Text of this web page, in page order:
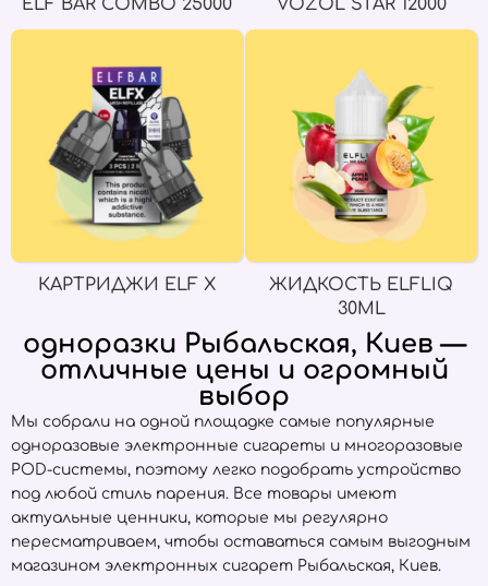
ELF BAR COMBO 25000 VOZOL STAR 12000
КАРТРИДЖИ ELF X
ЖИДКОСТЬ ELFLIQ
30ML
одноразки Рыбальская, Киев —
отличные цены и огромный
выбор
Мы собрали на одной площадке самые популярные
одноразовые электронные сигареты и многоразовые
POD-системы, поэтому легко подобрать устройство
под любой стиль парения. Все товары имеют
актуальные ценники, которые мы регулярно
пересматриваем, чтобы оставаться самым выгодным
магазином электронных сигарет Рыбальская, Киев.